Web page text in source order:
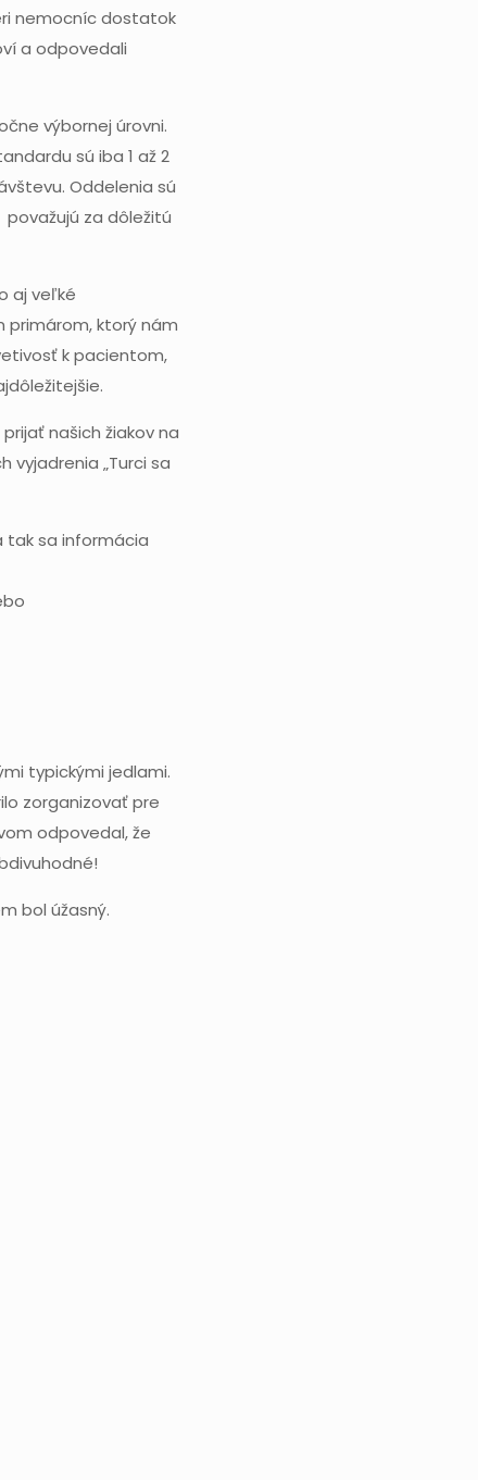
nemocníc dostatok
a odpovedali
výbornej úrovni.
sú iba 1 až 2
Oddelenia sú
za dôležitú
aj veľké
primárom, ktorý nám
k pacientom,
našich žiakov na
„Turci sa
tak sa informácia
typickými jedlami.
zorganizovať pre
odpovedal, že
bol úžasný.